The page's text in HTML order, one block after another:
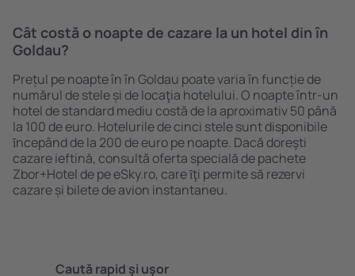
Cât costă o noapte de cazare la un hotel din în
Goldau?
Prețul pe noapte în în Goldau poate varia în funcție de
numărul de stele și de locaţia hotelului. O noapte într-un
hotel de standard mediu costă de la aproximativ 50 până
la 100 de euro. Hotelurile de cinci stele sunt disponibile
ȋncepând de la 200 de euro pe noapte. Dacă doreşti
cazare ieftină, consultă oferta specială de pachete
Zbor+Hotel de pe eSky.ro, care ȋţi permite să rezervi
cazare și bilete de avion instantaneu.
Caută rapid şi uşor